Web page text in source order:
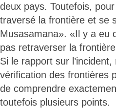
deux pays. Toutefois,
traversé la frontière et se
Musasamana». «Il y a eu
pas retraverser la
Si le rapport sur
vérification des frontières
de comprendre
toutefois plusieurs points.